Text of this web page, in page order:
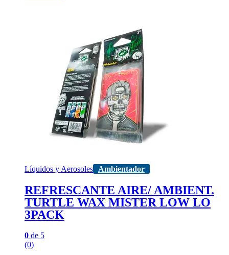
Líquidos y Aerosoles Ambientador
REFRESCANTE AIRE/ AMBIENT.
TURTLE WAX MISTER LOW LO
3PACK
0 de 5
(0)